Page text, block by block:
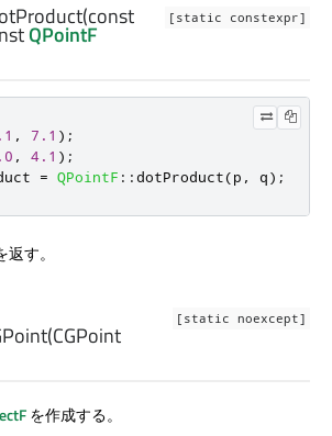
[static constexpr]
(const
QPointF
, 7.1 );
, 4.1 );
= QPointF :: dotProduct(p , q);
す。
[static noexcept]
(CGPoint
を作成する。